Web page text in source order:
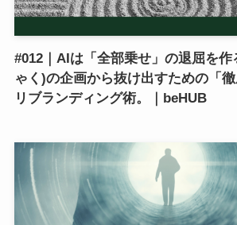
#012｜AIは「全部乗せ」の退屈を
ゃく)の企画から抜け出すための「徹
リブランディング術。｜beHUB